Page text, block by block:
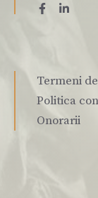
Termeni
Politica
Onorarii